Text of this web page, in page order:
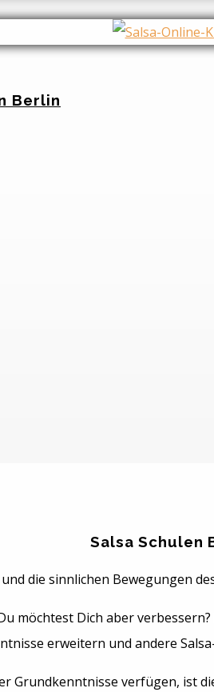
Berlin
Salsa Schulen
und die sinnlichen Bewegungen
möchtest Dich aber verbessern?
erweitern und andere
Grundkenntnisse verfügen, ist